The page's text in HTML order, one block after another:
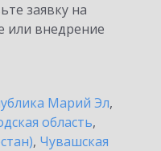
заявку на
или внедрение
Марий Эл,
область,
, Чувашская